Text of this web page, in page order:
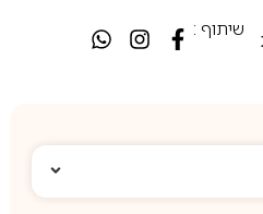
שיתוף :